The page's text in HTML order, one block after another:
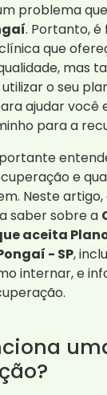
problema
. Portanto,
que
mas
o seu
ajudar você
para a
e
Neste
saber sobre a
aceita
- SP,
internar, e